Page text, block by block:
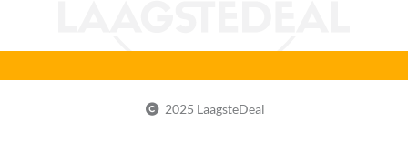
2025 LaagsteDeal